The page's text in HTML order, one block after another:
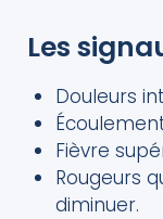
Les
Douleurs
Fièvre
Rougeurs
diminuer.